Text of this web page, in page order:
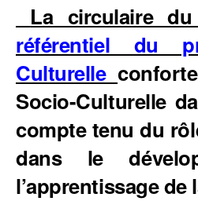
La circulaire
référentiel du
Culturelle
Socio-Culturelle
compte tenu du
dans le
l’apprentissage